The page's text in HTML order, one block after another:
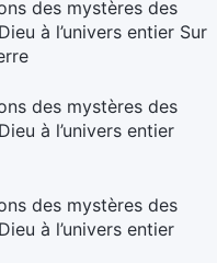
des mystères des
à l’univers entier Sur
des mystères des
à l’univers entier
des mystères des
à l’univers entier